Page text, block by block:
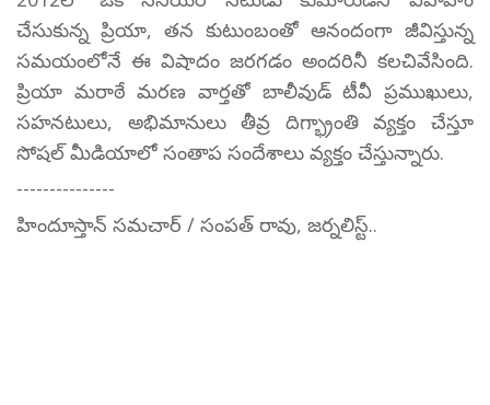
చేసుకున్న ప్రియా, తన కుటుంబంతో ఆనందంగా జీవిస్తున్న
సమయంలోనే ఈ విషాదం జరగడం అందరినీ కలచివేసింది.
ప్రియా మరాఠే మరణ వార్తతో బాలీవుడ్ టీవీ ప్రముఖులు,
సహనటులు, అభిమానులు తీవ్ర దిగ్భ్రాంతి వ్యక్తం చేస్తూ
సోషల్ మీడియాలో సంతాప సందేశాలు వ్యక్తం చేస్తున్నారు.
---------------
హిందూస్తాన్ సమచార్ / సంపత్ రావు, జర్నలిస్ట్..